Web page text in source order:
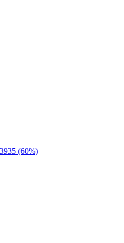
(60%)